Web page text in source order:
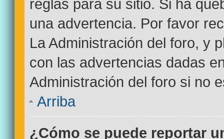
reglas para su sitio. Si ha
una advertencia. Por favor
La Administración del foro, y
con las advertencias dadas
Administración del foro si no
Arriba
¿Cómo se puede reportar